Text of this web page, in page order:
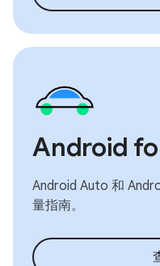
Android
Android Auto 和
量指南。